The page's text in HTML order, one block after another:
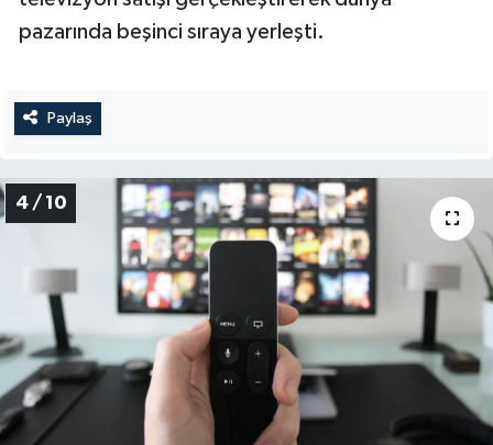
pazarında beşinci sıraya yerleşti.
Paylaş
4 / 10